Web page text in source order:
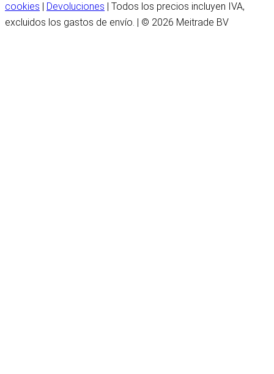
cookies | Devoluciones | Todos los precios incluyen IVA,
excluidos los gastos de envío. | © 2026 Meitrade BV